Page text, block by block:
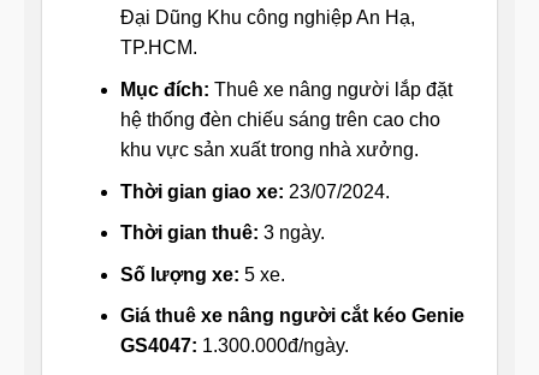
Đại Dũng Khu công nghiệp An Hạ,
TP.HCM.
Mục đích: Thuê xe nâng người lắp đặt
hệ thống đèn chiếu sáng trên cao cho
khu vực sản xuất trong nhà xưởng.
Thời gian giao xe: 23/07/2024.
Thời gian thuê: 3 ngày.
Số lượng xe: 5 xe.
Giá thuê xe nâng người cắt kéo Genie
GS4047: 1.300.000đ/ngày.